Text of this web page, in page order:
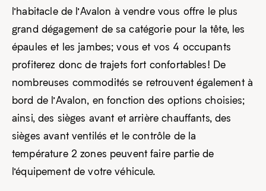
l’habitacle de l’Avalon à vendre vous offre le plus
grand dégagement de sa catégorie pour la tête, les
épaules et les jambes; vous et vos 4 occupants
profiterez donc de trajets fort confortables! De
nombreuses commodités se retrouvent également à
bord de l’Avalon, en fonction des options choisies;
ainsi, des sièges avant et arrière chauffants, des
sièges avant ventilés et le contrôle de la
température 2 zones peuvent faire partie de
l’équipement de votre véhicule.